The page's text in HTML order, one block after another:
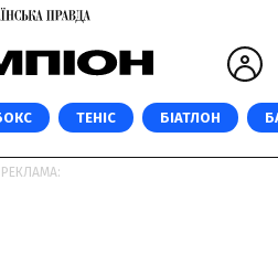
ТЕНІС БІАТЛОН
РЕКЛАМА: